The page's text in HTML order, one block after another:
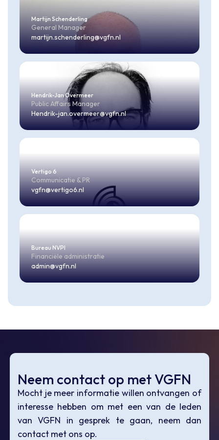
Martijn Schenderling
General Manager
martijn.schenderling@vgfn.nl
Hendrik-Jan Overmeer
Public Affairs Manager
Hendrik-jan.overmeer@vgfn.nl
Vertigo 6
Communicatie & PR
vgfn@vertigo6.nl
Bureau NVPI
Financiële administratie
admin@vgfn.nl
Neem contact op met VGFN
Mocht je meer informatie willen ontvangen of
interesse hebben om met een van de leden
van VGFN in gesprek te gaan, neem dan
contact met ons op.